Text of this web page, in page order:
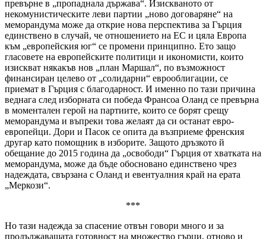
превърне в „пропаднала държава“. Изискваното от
некомунистическите леви партии „ново договаряне“ на
меморандума може да открие нова перспектива за Гърция
единствено в случай, че отношението на ЕС и цяла Европа
към „европейския юг“ се промени принципно. Ето защо
гласовете на европейските политици и икономисти, които
изискват някакъв нов „план Маршал“, по възможност
финансиран целево от „солидарни“ еврооблигации, се
приемат в Гърция с благодарност. И именно по тази причина
веднага след изборната си победа Франсоа Оланд се превърна
в моментален герой на партиите, които се борят срещу
меморандума и въпреки това желаят да си останат евро-
европейци. Дори и Пасок се опита да възприеме френския
другар като помощник в изборите. Защото дръзкото й
обещание до 2015 година да „освободи“ Гърция от хватката на
меморандума, може да бъде обосновано единствено чрез
надеждата, свързана с Оланд и евентуалния край на ерата
„Меркози“.
***
Но тази надежда за спасение отвън говори много и за
продължаващата готовност на множество гърци, отново и